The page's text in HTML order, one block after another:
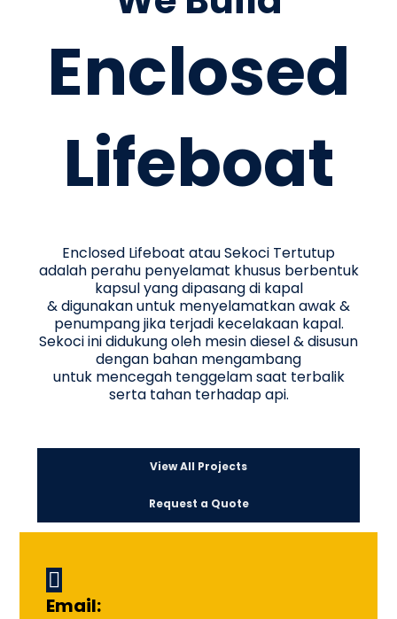
Enclosed
Lifeboat
Enclosed Lifeboat atau Sekoci Tertutup
adalah perahu penyelamat khusus berbentuk
kapsul yang dipasang di kapal
& digunakan untuk menyelamatkan awak &
penumpang jika terjadi kecelakaan kapal.
Sekoci ini didukung oleh mesin diesel & disusun
dengan bahan mengambang
untuk mencegah tenggelam saat terbalik
serta tahan terhadap api.
View All Projects
Request a Quote
Email: